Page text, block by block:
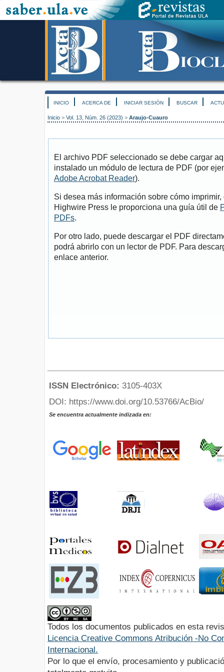
INICIO ACERCA DE INICIAR SESIÓN BUSCAR
Inicio > Vol. 13, Núm. 26 (2023) > Araujo-Cuauro
El archivo PDF seleccionado se debe cargar
instalado un módulo de lectura de PDF (por
Adobe Acrobat Reader).
Si desea más información sobre cómo
Highwire Press le proporciona una guía útil de
PDFs.
Por otro lado, puede descargar el PDF
podrá abrirlo con un lector de PDF. Para
enlace anterior.
ISSN Electrónico: 3105-403X
DOI: https://www.doi.org/10.53766/AcBio/
Se encuentra actualmente indizada en:
Todos los documentos publicados en esta
Licencia Creative Commons Atribución -No
Internacional.
Por lo que el envío, procesamiento y